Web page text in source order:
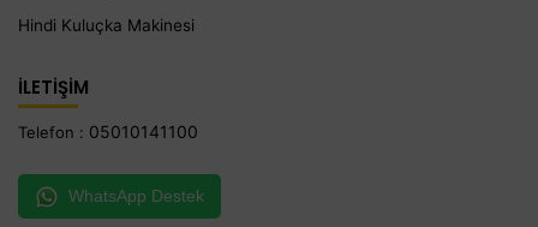
Hindi Kuluçka Makinesi
İLETİŞİM
Telefon : 05010141100
WhatsApp Destek